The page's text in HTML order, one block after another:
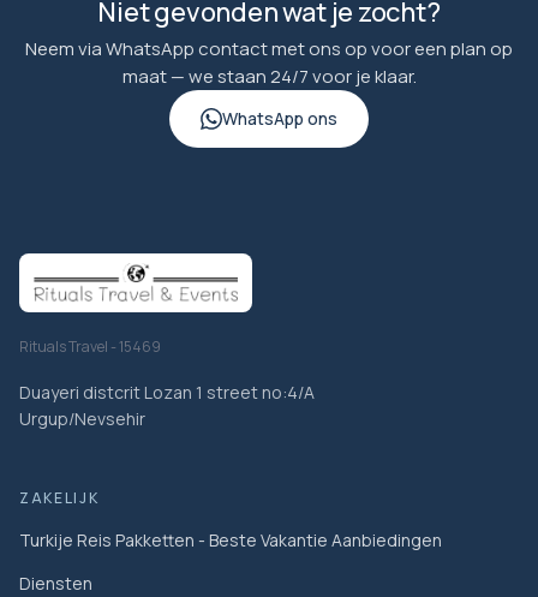
Niet gevonden wat je zocht?
Neem via WhatsApp contact met ons op voor een plan op
maat — we staan 24/7 voor je klaar.
WhatsApp ons
Rituals Travel - 15469
Duayeri distcrit Lozan 1 street no:4/A
Urgup/Nevsehir
ZAKELIJK
Turkije Reis Pakketten - Beste Vakantie Aanbiedingen
Diensten